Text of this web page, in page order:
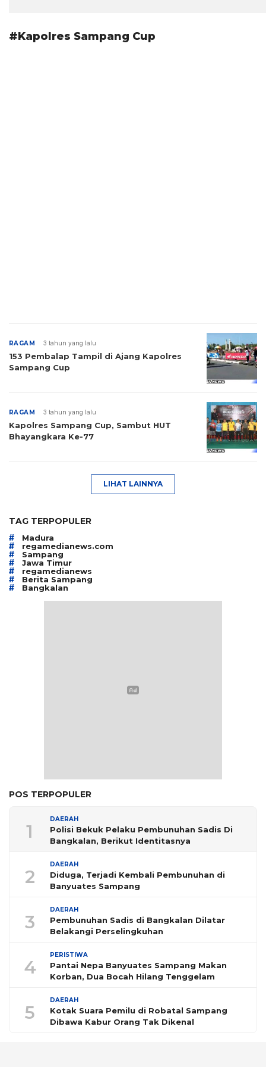
#Kapolres Sampang Cup
RAGAM 3 tahun yang lalu
153 Pembalap Tampil di Ajang Kapolres
Sampang Cup
RAGAM 3 tahun yang lalu
Kapolres Sampang Cup, Sambut HUT
Bhayangkara Ke-77
LIHAT LAINNYA
TAG TERPOPULER
# Madura
# regamedianews.com
# Sampang
# Jawa Timur
# regamedianews
# Berita Sampang
# Bangkalan
POS TERPOPULER
1
DAERAH
Polisi Bekuk Pelaku Pembunuhan Sadis Di
Bangkalan, Berikut Identitasnya
2
DAERAH
Diduga, Terjadi Kembali Pembunuhan di
Banyuates Sampang
3
DAERAH
Pembunuhan Sadis di Bangkalan Dilatar
Belakangi Perselingkuhan
4
PERISTIWA
Pantai Nepa Banyuates Sampang Makan
Korban, Dua Bocah Hilang Tenggelam
5
DAERAH
Kotak Suara Pemilu di Robatal Sampang
Dibawa Kabur Orang Tak Dikenal